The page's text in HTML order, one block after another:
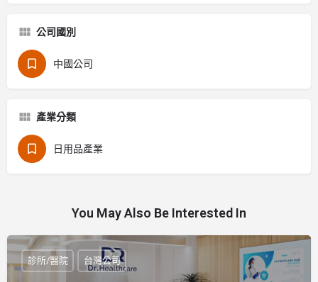
公司國別
中國公司
產業分類
日用品產業
You May Also Be Interested In
診所/醫院 台灣公司